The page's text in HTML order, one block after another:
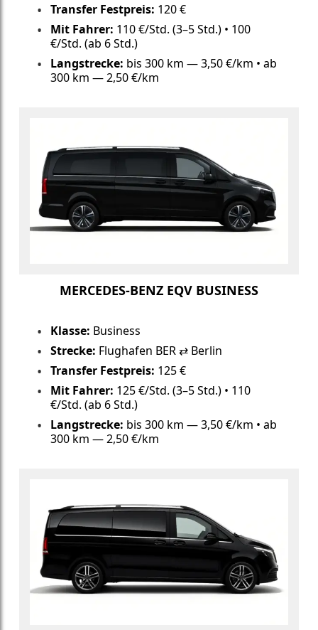
Transfer Festpreis: 120 €
Mit Fahrer: 110 €/Std. (3–5 Std.) • 100
€/Std. (ab 6 Std.)
Langstrecke: bis 300 km — 3,50 €/km • ab
300 km — 2,50 €/km
MERCEDES-BENZ EQV BUSINESS
Klasse: Business
Strecke: Flughafen BER ⇄ Berlin
Transfer Festpreis: 125 €
Mit Fahrer: 125 €/Std. (3–5 Std.) • 110
€/Std. (ab 6 Std.)
Langstrecke: bis 300 km — 3,50 €/km • ab
300 km — 2,50 €/km